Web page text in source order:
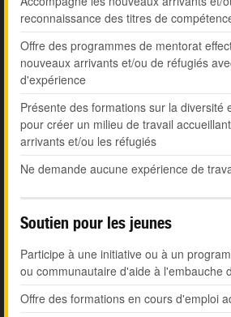
reconnaissance des titres de
Offre des programmes de mentorat
nouveaux arrivants et/ou de réfugiés
d'expérience
Présente des formations sur la diversité
pour créer un milieu de travail
arrivants et/ou les réfugiés
Ne demande aucune expérience de
Soutien pour les jeunes
Participe à une initiative ou à un
ou communautaire d'aide à l'embauche
Offre des formations en cours d'emploi